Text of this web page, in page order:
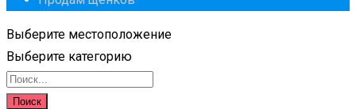
Выберите местоположение
Выберите категорию
Поиск